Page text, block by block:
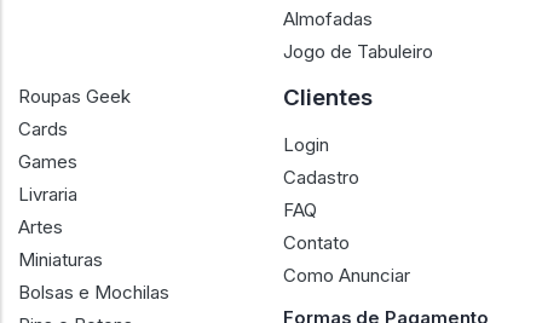
Almofadas
Jogo de Tabuleiro
Roupas Geek
Cards
Games
Livraria
Artes
Miniaturas
Bolsas e Mochilas
Clientes
Login
Cadastro
FAQ
Contato
Como Anunciar